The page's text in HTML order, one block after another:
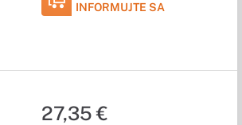
INFORMUJTE SA
27,35 €